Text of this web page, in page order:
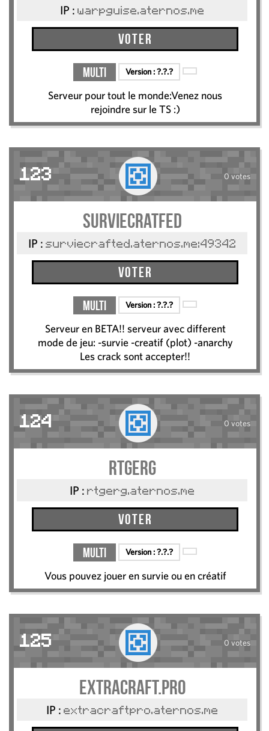
IP : warpguise.aternos.me
Voter
Multi Version :?.?.?
Serveur pour tout le monde:Venez nous
rejoindre sur le TS :)
123 0 votes
SurvieCratfed
IP : surviecrafted.aternos.me:49342
Voter
Multi Version :?.?.?
Serveur en BETA!! serveur avec different
mode de jeu: -survie -creatif (plot) -anarchy
Les crack sont accepter!!
124 0 votes
rtgerg
IP : rtgerg.aternos.me
Voter
Multi Version :?.?.?
Vous pouvez jouer en survie ou en créatif
125 0 votes
Extracraft.pro
IP : extracraftpro.aternos.me